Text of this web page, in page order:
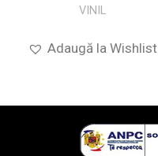
VINIL
Adaugă la Wishlist